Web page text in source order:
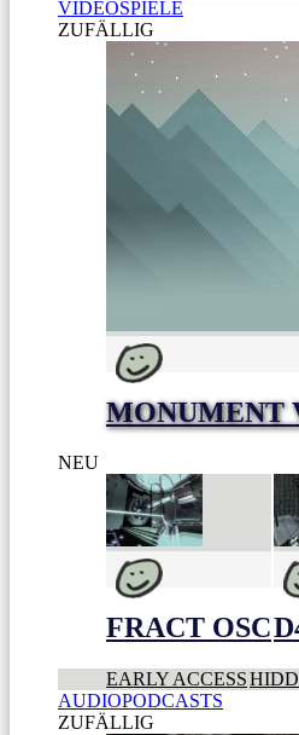
VIDEOSPIELE
ZUFÄLLIG
MONUMENT
NEU
FRACT OSC
EARLY ACCESS
AUDIOPODCASTS
ZUFÄLLIG